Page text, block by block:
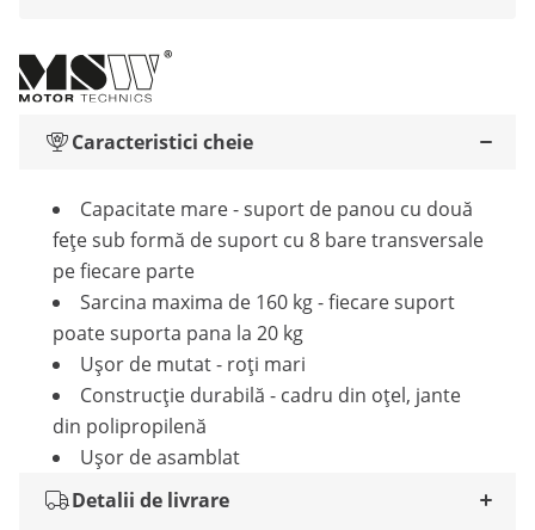
Caracteristici cheie
Capacitate mare - suport de panou cu două
fețe sub formă de suport cu 8 bare transversale
pe fiecare parte
Sarcina maxima de 160 kg - fiecare suport
poate suporta pana la 20 kg
Ușor de mutat - roți mari
Construcție durabilă - cadru din oțel, jante
din polipropilenă
Ușor de asamblat
Detalii de livrare